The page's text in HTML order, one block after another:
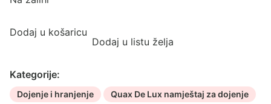
Dodaj u košaricu
Dodaj u listu želja
Kategorije:
Dojenje i hranjenje Quax De Lux namještaj za dojenje